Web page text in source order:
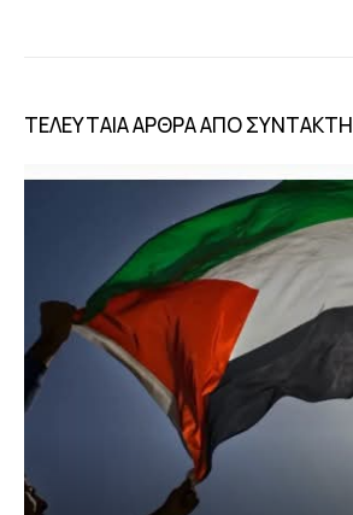
ΤΕΛΕΥΤΑΙΑ ΑΡΘΡΑ ΑΠΟ ΣΥΝΤΑΚΤΗ